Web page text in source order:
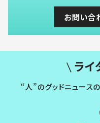
お問い合
ライ
“人”のグッドニュース